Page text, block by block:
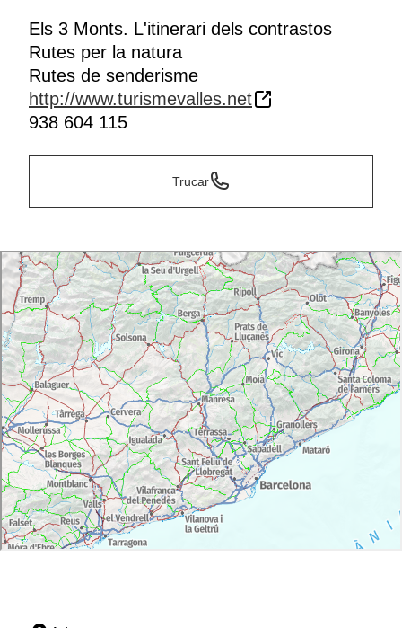
Els 3 Monts. L'itinerari dels contrastos
Rutes per la natura
Rutes de senderisme
http://www.turismevalles.net
938 604 115
Trucar